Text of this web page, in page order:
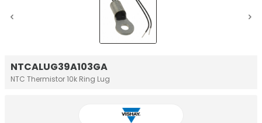
NTCALUG39A103GA
NTC Thermistor 10k Ring Lug